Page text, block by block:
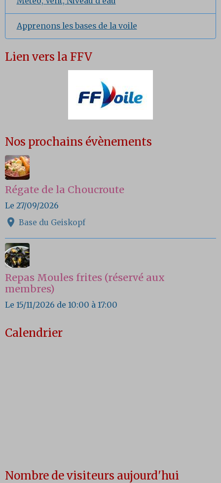
Apprenons les bases de la voile
Lien vers la FFV
Nos prochains évènements
Régate de la Choucroute
Le 27/09/2026
Base du Geiskopf
Repas Moules frites (réservé aux
membres)
Le 15/11/2026 de 10:00 à 17:00
Calendrier
Nombre de visiteurs aujourd'hui